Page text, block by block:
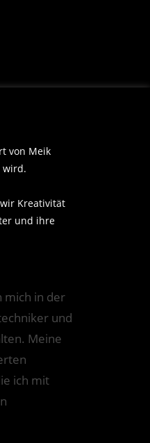
von Meik
wird.
Kreativität
und ihre
mich in der
und
Meine
ich mit